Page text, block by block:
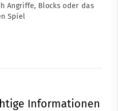
Angriffe, Blocks oder das
Spiel
Informationen